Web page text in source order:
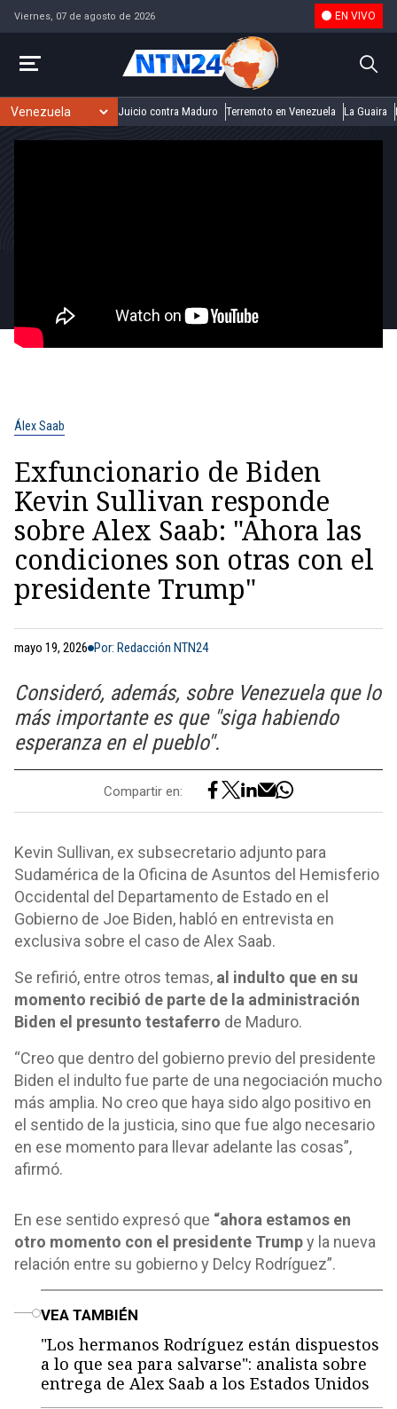
Viernes, 07 de agosto de 2026 EN VIVO
Juicio contra Maduro Terremoto en Venezuela La Guaira
Álex Saab
Exfuncionario de Biden
Kevin Sullivan responde
sobre Alex Saab: "Ahora las
condiciones son otras con el
presidente Trump"
mayo 19, 2026 Por: Redacción NTN24
Consideró, además, sobre Venezuela que lo
más importante es que "siga habiendo
esperanza en el pueblo".
Compartir en:
Kevin Sullivan, ex subsecretario adjunto para
Sudamérica de la Oficina de Asuntos del Hemisferio
Occidental del Departamento de Estado en el
Gobierno de Joe Biden, habló en entrevista en
exclusiva sobre el caso de Alex Saab.
Se refirió, entre otros temas, al indulto que en su
momento recibió de parte de la administración
Biden el presunto testaferro de Maduro.
“Creo que dentro del gobierno previo del presidente
Biden el indulto fue parte de una negociación mucho
más amplia. No creo que haya sido algo positivo en
el sentido de la justicia, sino que fue algo necesario
en ese momento para llevar adelante las cosas”,
afirmó.
En ese sentido expresó que “ahora estamos en
otro momento con el presidente Trumpy la nueva
relación entre su gobierno y Delcy Rodríguez”.
VEA TAMBIÉN
"Los hermanos Rodríguez están dispuestos
a lo que sea para salvarse": analista sobre
entrega de Alex Saab a los Estados Unidos